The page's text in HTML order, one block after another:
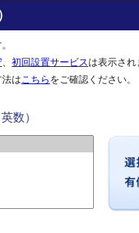
初回設置サービスは表示され
はこちらをご確認ください。
数）